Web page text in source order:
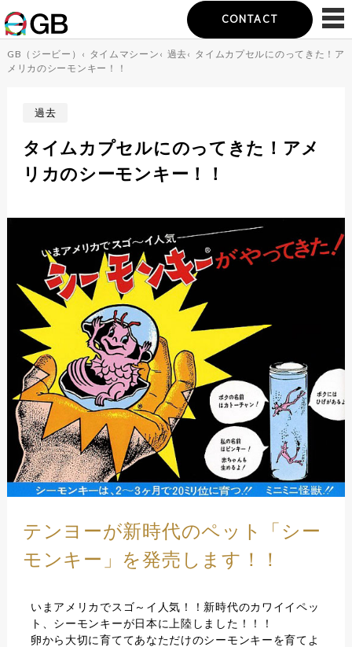
CONTACT
GB（ジービー） ‹ タイムマシーン ‹ 過去‹ タイムカプセルにのってきた！ア
メリカのシーモンキー！！
過去
タイムカプセルにのってきた！アメ
リカのシーモンキー！！
テンヨーが新時代のペット「シー
モンキー」を発売します！！
いまアメリカでスゴ～イ人気！！新時代のカワイイペッ
ト、シーモンキーが日本に上陸しました！！！
卵から大切に育ててあなただけのシーモンキーを育てよ